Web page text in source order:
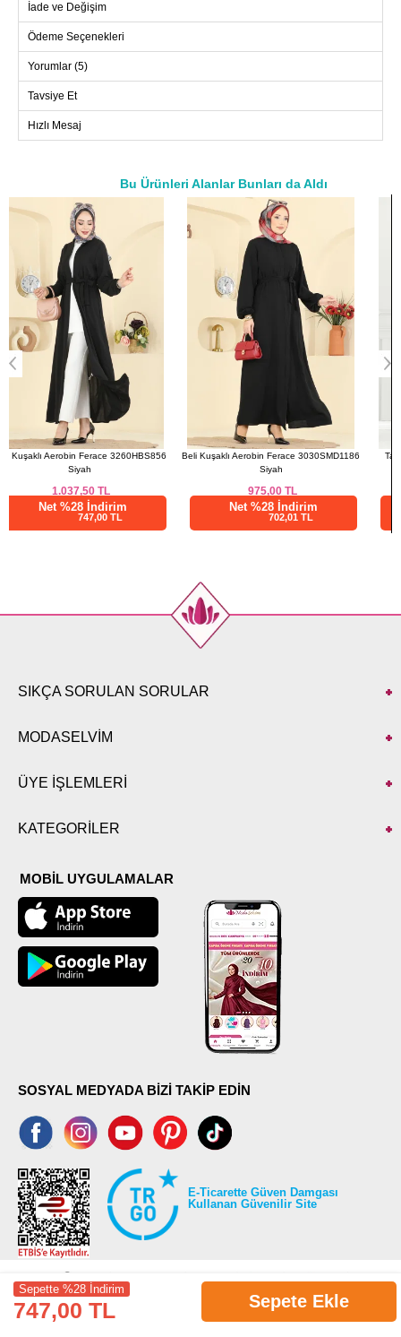
hassas yıkama ile temizlenebilir. Yarım hakim yaka tasarımına
sahip olan ürün, astarsızdır ve ön tarafında kullanışlı bir
fermuar bulunur. Ürün, modelin üzerindeki 40 bedendir ve
modelin bel ölçüsünü vurgulayan kuşaklı tasarımı ile dikkat
çeker. Kemer, iki ucu dikilmiş orta kısmı dikişsiz bırakılarak
dalgalanmayı önler ve çıkarılabilir. Ayrıca feracede pratik
kullanım için cepler ve manşetleri lastiklidir.
100
137
42
106
44
48
118
50
137
52
124 137
İade ve Değişim
Ödeme Seçenekleri
Yorumlar (5)
Tavsiye Et
Hızlı Mesaj
Sepette %28 İndirim
747,00 TL Sepete Ekle
Bu Ürünleri Alanlar Bunları da Aldı
a>
Beli Kuşaklı Aerobin Ferace 3030SMD1186
975,00
Net %28 İndirim
702,01 TL
Taşlı Abiye Elbise 6225BSK463 Koyu
Vizyon
1.863,50
Net %28 İndirim
1341,72 TL
SIKÇA SORULAN SORULAR
MODASELVİM
ÜYE İŞLEMLERİ
KATEGORİLER
MOBİL UYGULAMALAR
SOSYAL MEDYADA BİZİ TAKİP EDİN
E-Ticarette Güven Damgası
Kullanan Güvenilir Site
©2026 Tüm modaselvim.com hakları saklıdır.